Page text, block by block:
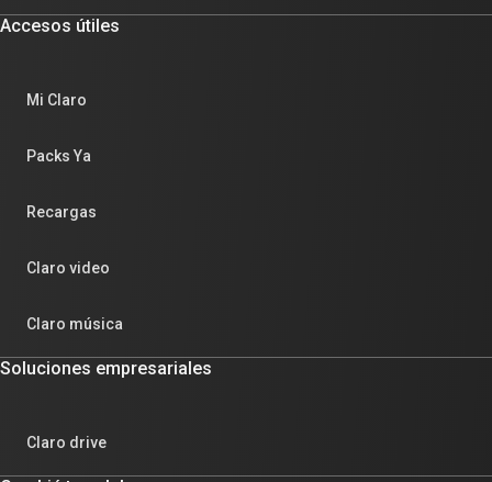
Accesos útiles
Mi Claro
Packs Ya
Recargas
Claro video
Claro música
Soluciones empresariales
Claro drive